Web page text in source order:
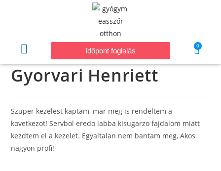
Időpont foglalás
0
Gyorvari Henriett
Szuper kezelest kaptam, mar meg is rendeltem a
kovetkezot! Servbol eredo labba kisugarzo fajdalom miatt
kezdtem el a kezelet. Egyaltalan nem bantam meg, Akos
nagyon profi!